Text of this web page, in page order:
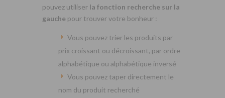
pouvez utiliser la fonction recherche sur la
gauche pour trouver votre bonheur :
Vous pouvez trier les produits par
prix croissant ou décroissant, par ordre
alphabétique ou alphabétique inversé
Vous pouvez taper directement le
nom du produit recherché